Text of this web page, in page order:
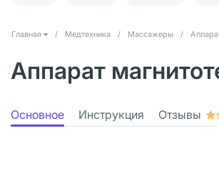
Главная / Медтехника / Массажеры /
Аппарат
Основное Инструкция Отзывы